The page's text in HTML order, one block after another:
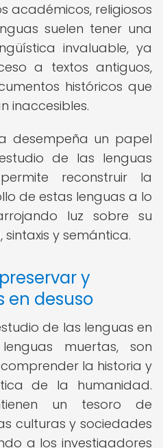
académicos, religiosos
suelen tener una
invaluable, ya
a textos antiguos,
históricos que
inaccesibles.
desempeña un papel
de las lenguas
reconstruir la
de estas lenguas a lo
luz sobre su
y semántica.
y
en desuso
de las lenguas en
muertas, son
la historia y
de la humanidad.
un tesoro de
culturas y sociedades
a los investigadores